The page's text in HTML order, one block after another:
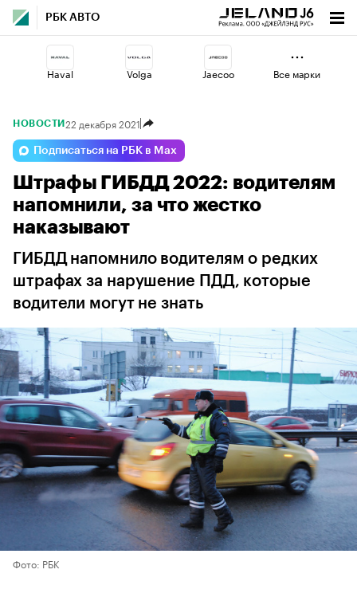
РБК АВТО
Haval Volga Jaecoo
Omoda Changan
Esteo Geely Voyah
Все марки
НОВОСТИ 22 декабря 2021
Подписаться на РБК в Max
Штрафы ГИБДД 2022: водителям
напомнили, за что жестко
наказывают
ГИБДД напомнило водителям о редких
штрафах за нарушение ПДД, которые
водители могут не знать
Фото: РБК